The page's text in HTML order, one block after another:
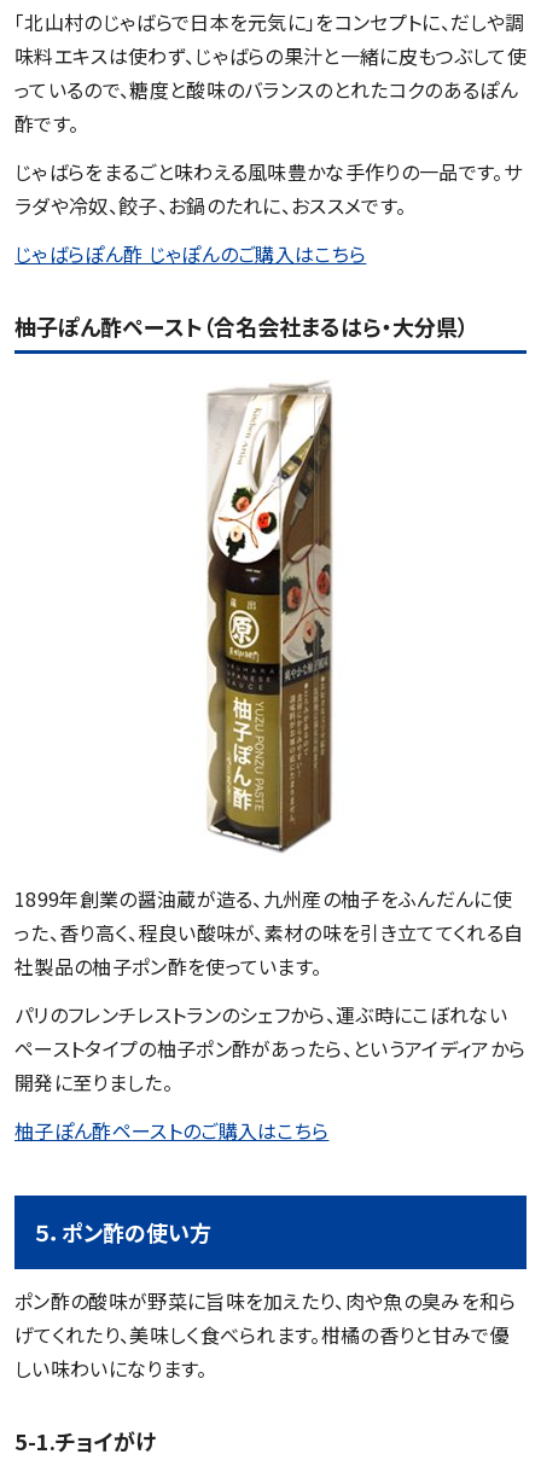
「北山村のじゃばらで日本を元気に」をコンセプトに、だしや調
味料エキスは使わず、じゃばらの果汁と一緒に皮もつぶして使
っているので、糖度と酸味のバランスのとれたコクのあるぽん
酢です。
じゃばらをまるごと味わえる風味豊かな手作りの一品です。サ
ラダや冷奴、餃子、お鍋のたれに、おススメです。
じゃばらぽん酢 じゃぽんのご購入はこちら
柚子ぽん酢ペースト（合名会社まるはら・大分県）
1899年創業の醤油蔵が造る、九州産の柚子をふんだんに使
った、香り高く、程良い酸味が、素材の味を引き立ててくれる自
社製品の柚子ポン酢を使っています。
パリのフレンチレストランのシェフから、運ぶ時にこぼれない
ペーストタイプの柚子ポン酢があったら、というアイディアから
開発に至りました。
柚子ぽん酢ペーストのご購入はこちら
５．ポン酢の使い方
ポン酢の酸味が野菜に旨味を加えたり、肉や魚の臭みを和ら
げてくれたり、美味しく食べられます。柑橘の香りと甘みで優
しい味わいになります。
5-1.チョイがけ